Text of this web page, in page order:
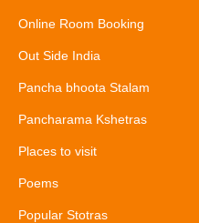
Online Room Booking
Out Side India
Pancha bhoota Stalam
Pancharama Kshetras
Places to visit
Poems
Popular Stotras